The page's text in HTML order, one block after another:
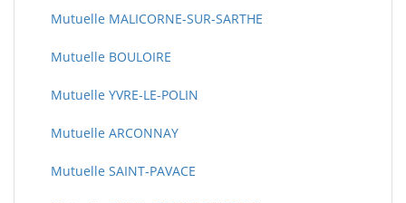
Mutuelle MALICORNE-SUR-SARTHE
Mutuelle BOULOIRE
Mutuelle YVRE-LE-POLIN
Mutuelle ARCONNAY
Mutuelle SAINT-PAVACE